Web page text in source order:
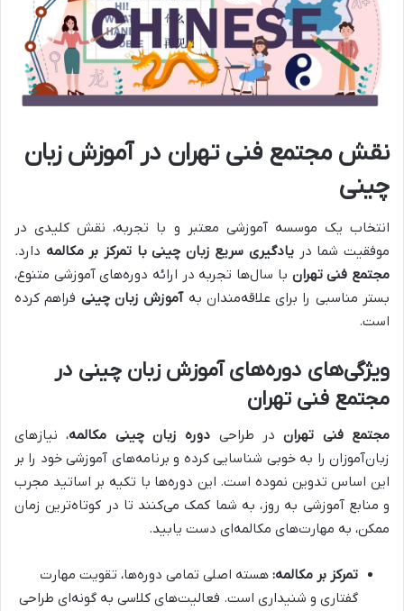
نقش مجتمع فنی تهران در آموزش زبان
چینی
انتخاب یک موسسه آموزشی معتبر و با تجربه، نقش کلیدی در
موفقیت شما در یادگیری سریع زبان چینی با تمرکز بر مکالمه دارد.
مجتمع فنی تهران با سال‌ها تجربه در ارائه دوره‌های آموزشی متنوع،
بستر مناسبی را برای علاقه‌مندان بهآموزش زبان چینی فراهم کرده
است.
ویژگی‌های دوره‌های آموزش زبان چینی در
مجتمع فنی تهران
مجتمع فنی تهراندر طراحی دوره زبان چینی مکالمه، نیازهای
زبان‌آموزان را به خوبی شناسایی کرده و برنامه‌های آموزشی خود را بر
این اساس تدوین نموده است. این دوره‌ها با تکیه بر اساتید مجرب
و منابع آموزشی به روز، به شما کمک می‌کنند تا در کوتاه‌ترین زمان
ممکن، به مهارت‌های مکالمه‌ای دست یابید.
تمرکز بر مکالمه: هسته اصلی تمامی دوره‌ها، تقویت مهارت
گفتاری و شنیداری است. فعالیت‌های کلاسی به گونه‌ای طراحی